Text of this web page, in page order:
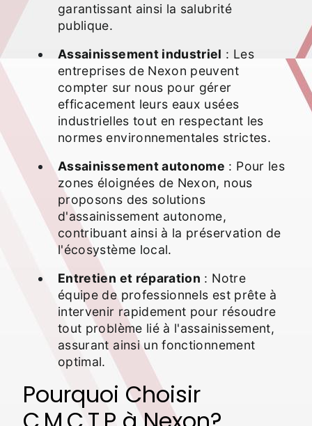
garantissant ainsi la salubrité
publique.
Assainissement industriel : Les
entreprises de Nexon peuvent
compter sur nous pour gérer
efficacement leurs eaux usées
industrielles tout en respectant les
normes environnementales strictes.
Assainissement autonome : Pour les
zones éloignées de Nexon, nous
proposons des solutions
d'assainissement autonome,
contribuant ainsi à la préservation de
l'écosystème local.
Entretien et réparation : Notre
équipe de professionnels est prête à
intervenir rapidement pour résoudre
tout problème lié à l'assainissement,
assurant ainsi un fonctionnement
optimal.
Pourquoi Choisir